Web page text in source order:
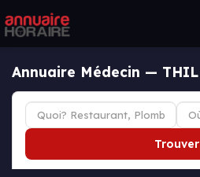
Annuaire Médecin — THIL
Trouver